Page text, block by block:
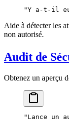
"Y a-t-il eu
Aide à détecter les
non autorisé.
Audit de
Obtenez un aperçu
"Lance un